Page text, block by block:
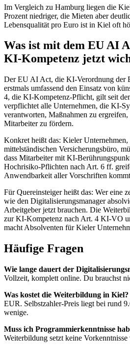
Im Vergleich zu Hamburg liegen die
Prozent niedriger, die Mieten aber
Lebensqualität pro Euro ist in Kiel oft
Was ist mit dem EU AI
KI-Kompetenz jetzt
Der EU AI Act, die KI-Verordnung der
erstmals umfassend den Einsatz von
4, die KI-Kompetenz-Pflicht, gilt seit
verpflichtet alle Unternehmen, die KI-
verantworten, Maßnahmen zu
Mitarbeiter zu fördern.
Konkret heißt das: Kieler
mittelständischen Versicherungsbüro,
dass Mitarbeiter mit KI-
Hochrisiko-Pflichten nach Art. 6 ff.
Anwendbarkeit aller Vorschriften
Für Quereinsteiger heißt das: Wer eine
wie den Digitalisierungsmanager
Arbeitgeber jetzt brauchen. Die
zur KI-Kompetenz nach Art. 4 KI-VO
macht Absolventen für Kieler
Häufige Fragen
Wie lange dauert der
Vollzeit, komplett online. Du brauchst
Was kostet die Weiterbildung in Kiel?
EUR. Selbstzahler-Preis liegt bei rund
wenige.
Muss ich Programmierkenntnisse
Weiterbildung setzt keine Vorkenntnisse